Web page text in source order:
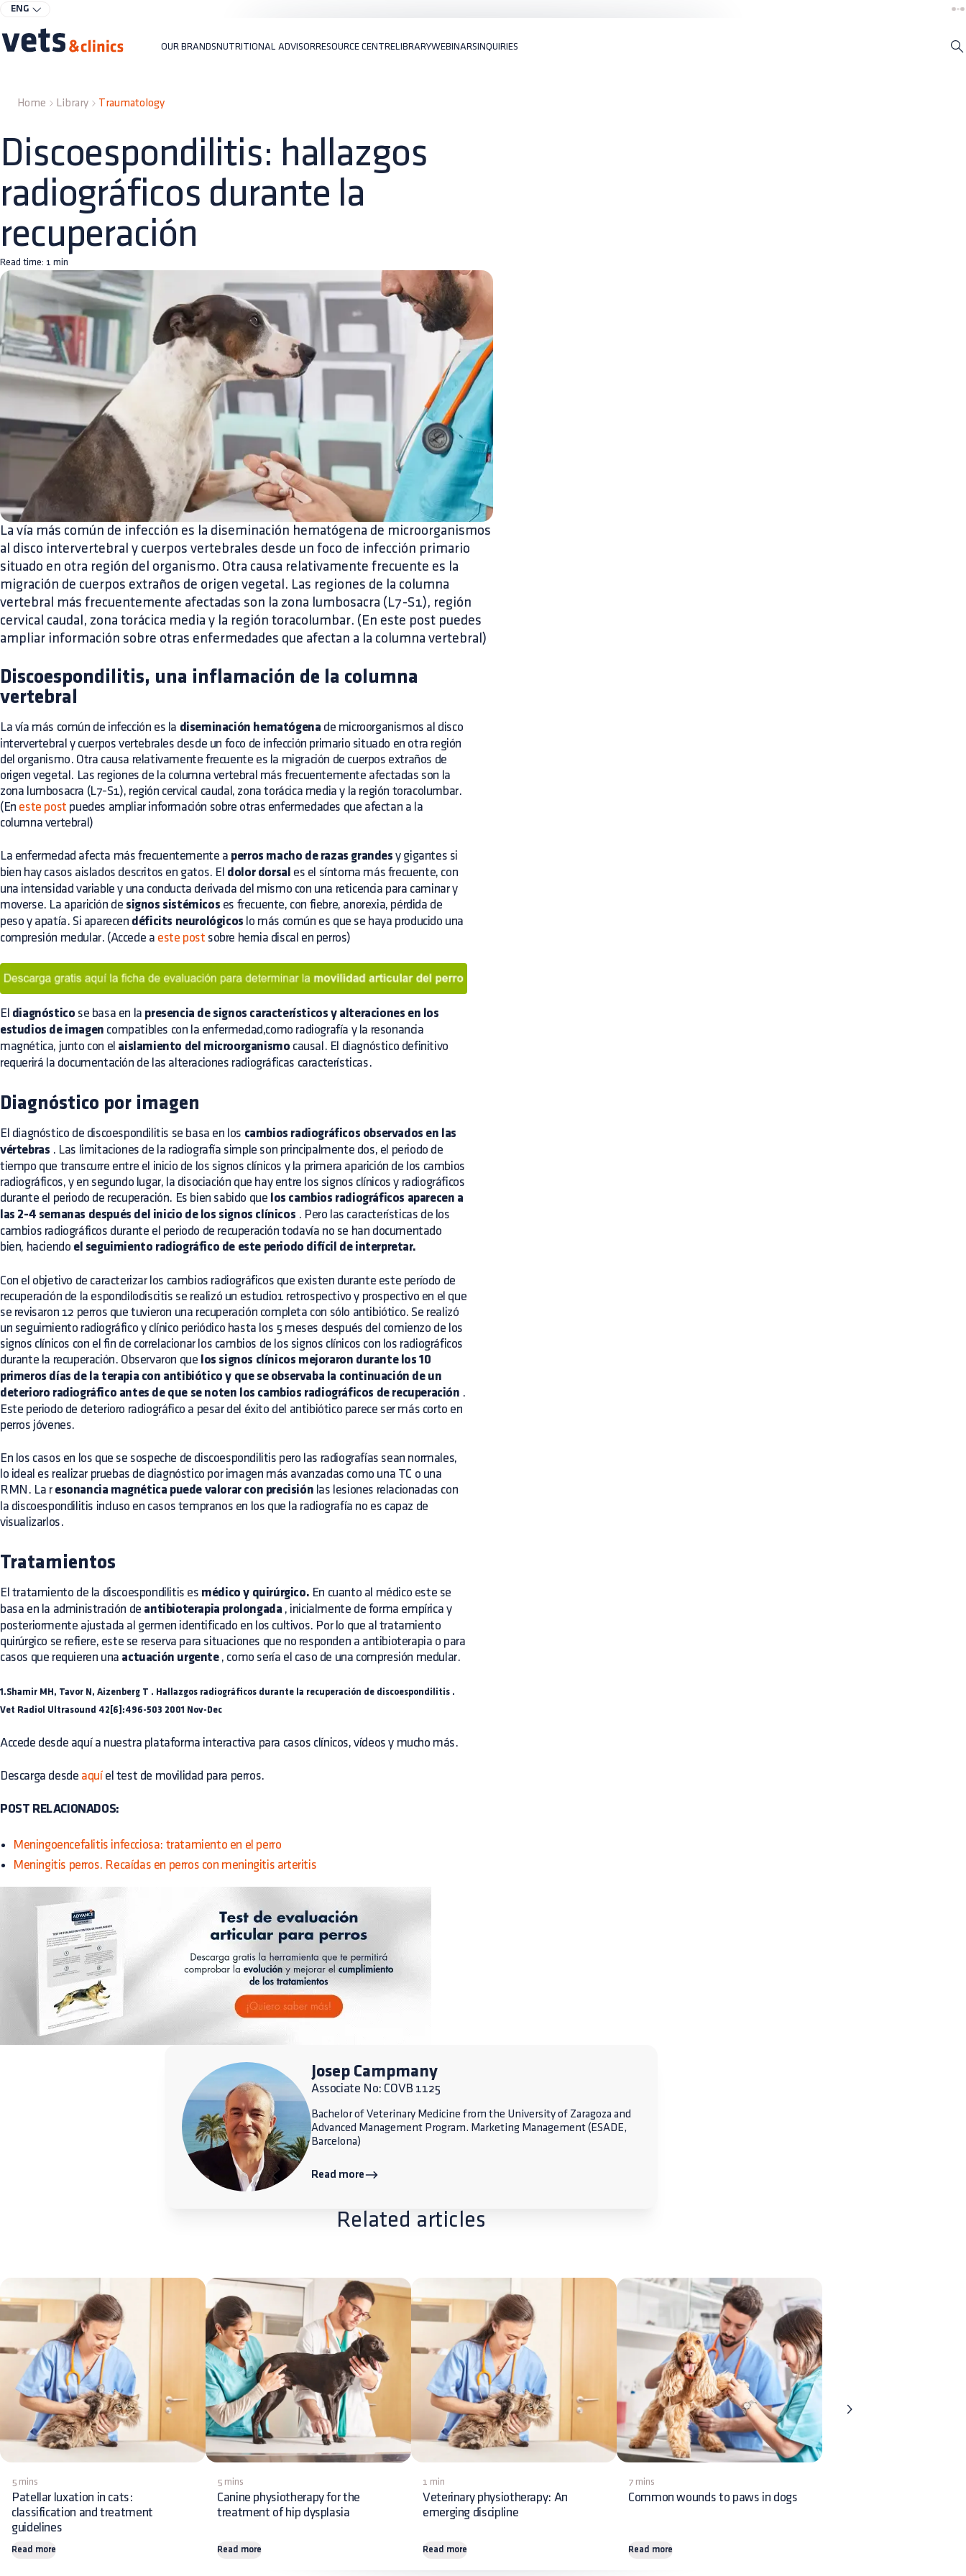
ENG
OUR BRANDSNUTRITIONAL ADVISORRESOURCE CENTRELIBRARYWEBINARSINQUIRIES
Home Library Traumatology
Discoespondilitis: hallazgos
radiográficos durante la
recuperación
Read time: 1 min
La vía más común de infección es la diseminación hematógena de microorganismos
al disco intervertebral y cuerpos vertebrales desde un foco de infección primario
situado en otra región del organismo. Otra causa relativamente frecuente es la
migración de cuerpos extraños de origen vegetal. Las regiones de la columna
vertebral más frecuentemente afectadas son la zona lumbosacra (L7-S1), región
cervical caudal, zona torácica media y la región toracolumbar. (En este post puedes
ampliar información sobre otras enfermedades que afectan a la columna vertebral)
Discoespondilitis, una inflamación de la columna
vertebral
La vía más común de infección es la diseminación hematógena de microorganismos al disco
intervertebral y cuerpos vertebrales desde un foco de infección primario situado en otra región
del organismo. Otra causa relativamente frecuente es la migración de cuerpos extraños de
origen vegetal. Las regiones de la columna vertebral más frecuentemente afectadas son la
zona lumbosacra (L7-S1), región cervical caudal, zona torácica media y la región toracolumbar.
(En este post puedes ampliar información sobre otras enfermedades que afectan a la
columna vertebral)
La enfermedad afecta más frecuentemente a perros macho de razas grandes y gigantes si
bien hay casos aislados descritos en gatos. El dolor dorsal es el síntoma más frecuente, con
una intensidad variable y una conducta derivada del mismo con una reticencia para caminar y
moverse. La aparición de signos sistémicos es frecuente, con fiebre, anorexia, pérdida de
peso y apatía. Si aparecen déficits neurológicos lo más común es que se haya producido una
compresión medular. (Accede a este post sobre hernia discal en perros)
El diagnóstico se basa en la presencia de signos característicos y alteraciones en los
estudios de imagen compatibles con la enfermedad,como radiografía y la resonancia
magnética, junto con el aislamiento del microorganismo causal. El diagnóstico definitivo
requerirá la documentación de las alteraciones radiográficas características.
Diagnóstico por imagen
El diagnóstico de discoespondilitis se basa en los cambios radiográficos observados en las
vértebras . Las limitaciones de la radiografía simple son principalmente dos, el periodo de
tiempo que transcurre entre el inicio de los signos clínicos y la primera aparición de los cambios
radiográficos, y en segundo lugar, la disociación que hay entre los signos clínicos y radiográficos
durante el periodo de recuperación. Es bien sabido que los cambios radiográficos aparecen a
las 2-4 semanas después del inicio de los signos clínicos . Pero las características de los
cambios radiográficos durante el periodo de recuperación todavía no se han documentado
bien, haciendo el seguimiento radiográfico de este periodo difícil de interpretar.
Con el objetivo de caracterizar los cambios radiográficos que existen durante este período de
recuperación de la espondilodiscitis se realizó un estudio1 retrospectivo y prospectivo en el que
se revisaron 12 perros que tuvieron una recuperación completa con sólo antibiótico. Se realizó
un seguimiento radiográfico y clínico periódico hasta los 5 meses después del comienzo de los
signos clínicos con el fin de correlacionar los cambios de los signos clínicos con los radiográficos
durante la recuperación. Observaron que los signos clínicos mejoraron durante los 10
primeros días de la terapia con antibiótico y que se observaba la continuación de un
deterioro radiográfico antes de que se noten los cambios radiográficos de recuperación .
Este periodo de deterioro radiográfico a pesar del éxito del antibiótico parece ser más corto en
perros jóvenes.
En los casos en los que se sospeche de discoespondilitis pero las radiografías sean normales,
lo ideal es realizar pruebas de diagnóstico por imagen más avanzadas como una TC o una
RMN. La r esonancia magnética puede valorar con precisión las lesiones relacionadas con
la discoespondilitis incluso en casos tempranos en los que la radiografía no es capaz de
visualizarlos.
Tratamientos
El tratamiento de la discoespondilitis es médico y quirúrgico. En cuanto al médico este se
basa en la administración de antibioterapia prolongada , inicialmente de forma empírica y
posteriormente ajustada al germen identificado en los cultivos. Por lo que al tratamiento
quirúrgico se refiere, este se reserva para situaciones que no responden a antibioterapia o para
casos que requieren una actuación urgente, como sería el caso de una compresión medular.
1.Shamir MH, Tavor N, Aizenberg T . Hallazgos radiográficos durante la recuperación de discoespondilitis .
Vet Radiol Ultrasound 42[6]:496-503 2001 Nov-Dec
Accede desde aquía nuestra plataforma interactiva para casos clínicos, vídeos y mucho más.
Descarga desde aquíel test de movilidad para perros.
POST RELACIONADOS:
Meningoencefalitis infecciosa: tratamiento en el perro
Meningitis perros. Recaídas en perros con meningitis arteritis
Josep Campmany
Associate No: COVB 1125
Bachelor of Veterinary Medicine from the University of Zaragoza and
Advanced Management Program. Marketing Management (ESADE,
Barcelona)
Read more
Related articles
5 mins
Patellar luxation in cats:
classification and treatment
guidelines
Read more
5 mins
Canine physiotherapy for the
treatment of hip dysplasia
Read more
1 min
Veterinary physiotherapy: An
emerging discipline
Read more
7 mins
Common wounds to paws in dogs
Read more